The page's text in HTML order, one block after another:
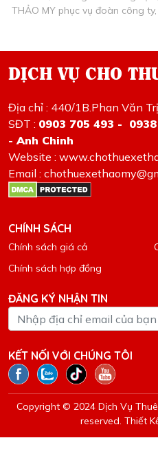
THẢO MY phục vụ đoàn công
DỊCH VỤ CHO
Địa chỉ : 440/1B.Phan Văn
SĐT : 0903 705 493 -
- Anh Chinh
Website :
Email :
CHÍNH SÁCH
Chính sách giá cả
Chính sách hợp đồng
ĐĂNG KÝ NHẬN TIN
KẾT NỐI VỚI CHÚNG TÔI
Copyright © 2024 Dịch Vụ
reserved. Thiết